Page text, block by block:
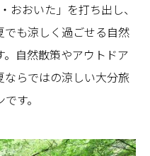
おおいた」を打ち出し、
も涼しく過ごせる自然
自然散策やアウトドア
らではの涼しい大分旅
す。